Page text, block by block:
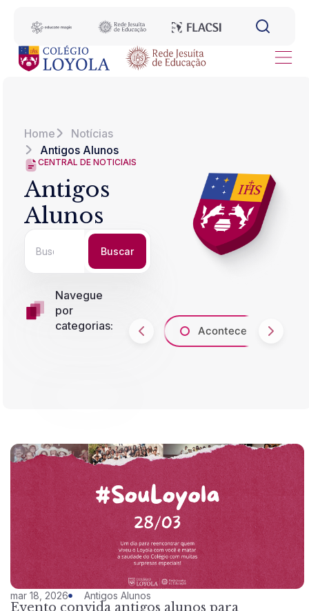
Home
Notícias
Antigos Alunos
CENTRAL DE NOTICIAIS
Antigos
Alunos
Buscar
Navegue
por
categorias:
Acontece
mar 18, 2026 Antigos Alunos
Evento convida antigos alunos para